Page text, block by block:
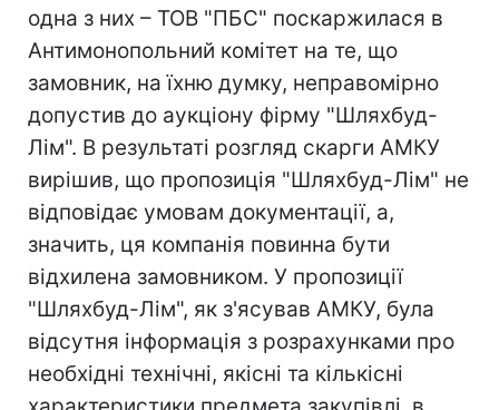
одна з них – ТОВ "ПБС" поскаржилася в
Антимонопольний комітет на те, що
замовник, на їхню думку, неправомірно
допустив до аукціону фірму "Шляхбуд-
Лім". В результаті розгляд скарги АМКУ
вирішив, що пропозиція "Шляхбуд-Лім" не
відповідає умовам документації, а,
значить, ця компанія повинна бути
відхилена замовником. У пропозиції
"Шляхбуд-Лім", як з'ясував АМКУ, була
відсутня інформація з розрахунками про
необхідні технічні, якісні та кількісні